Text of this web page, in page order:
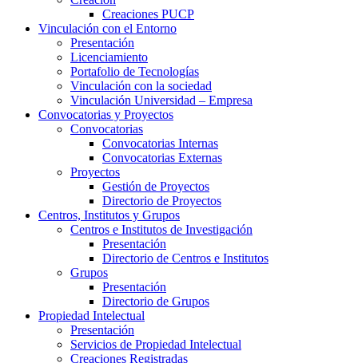
Creaciones PUCP
Vinculación con el Entorno
Presentación
Licenciamiento
Portafolio de Tecnologías
Vinculación con la sociedad
Vinculación Universidad – Empresa
Convocatorias y Proyectos
Convocatorias
Convocatorias Internas
Convocatorias Externas
Proyectos
Gestión de Proyectos
Directorio de Proyectos
Centros, Institutos y Grupos
Centros e Institutos de Investigación
Presentación
Directorio de Centros e Institutos
Grupos
Presentación
Directorio de Grupos
Propiedad Intelectual
Presentación
Servicios de Propiedad Intelectual
Creaciones Registradas